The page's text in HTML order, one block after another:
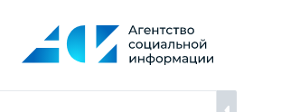
содержанию